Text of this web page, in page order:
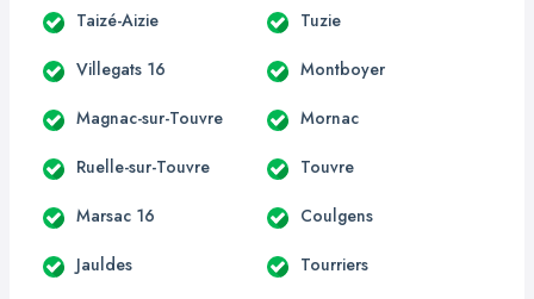
Taizé-Aizie Tuzie
Villegats 16 Montboyer
Magnac-sur-Touvre Mornac
Ruelle-sur-Touvre Touvre
Marsac 16 Coulgens
Jauldes Tourriers